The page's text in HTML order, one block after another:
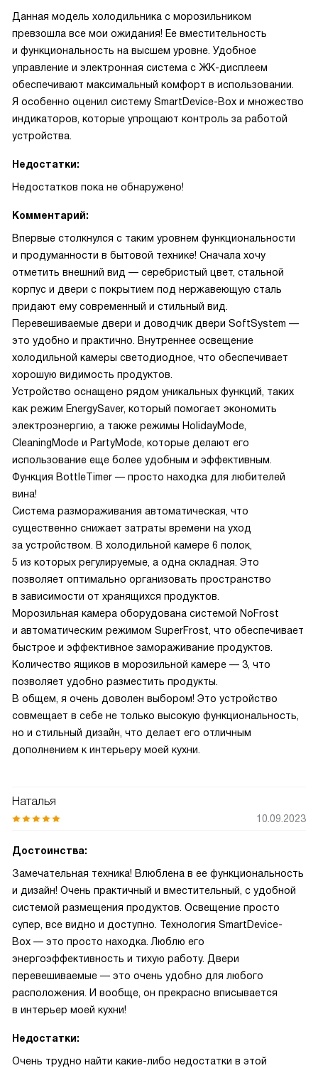
Данная модель холодильника с морозильником
превзошла все мои ожидания! Ее вместительность
и функциональность на высшем уровне. Удобное
управление и электронная система с ЖК-дисплеем
обеспечивают максимальный комфорт в использовании.
Я особенно оценил систему SmartDevice-Box и множество
индикаторов, которые упрощают контроль за работой
устройства.
Недостатки:
Недостатков пока не обнаружено!
Комментарий:
Впервые столкнулся с таким уровнем функциональности
и продуманности в бытовой технике! Сначала хочу
отметить внешний вид — серебристый цвет, стальной
корпус и двери с покрытием под нержавеющую сталь
придают ему современный и стильный вид.
Перевешиваемые двери и доводчик двери SoftSystem —
это удобно и практично. Внутреннее освещение
холодильной камеры светодиодное, что обеспечивает
хорошую видимость продуктов.
Устройство оснащено рядом уникальных функций, таких
как режим EnergySaver, который помогает экономить
электроэнергию, а также режимы HolidayMode,
CleaningMode и PartyMode, которые делают его
использование еще более удобным и эффективным.
Функция BottleTimer — просто находка для любителей
вина!
Система размораживания автоматическая, что
существенно снижает затраты времени на уход
за устройством. В холодильной камере 6 полок,
5 из которых регулируемые, а одна складная. Это
позволяет оптимально организовать пространство
в зависимости от хранящихся продуктов.
Морозильная камера оборудована системой NoFrost
и автоматическим режимом SuperFrost, что обеспечивает
быстрое и эффективное замораживание продуктов.
Количество ящиков в морозильной камере — 3, что
позволяет удобно разместить продукты.
В общем, я очень доволен выбором! Это устройство
совмещает в себе не только высокую функциональность,
но и стильный дизайн, что делает его отличным
дополнением к интерьеру моей кухни.
Наталья
10.09.2023
Достоинства:
Замечательная техника! Влюблена в ее функциональность
и дизайн! Очень практичный и вместительный, с удобной
системой размещения продуктов. Освещение просто
супер, все видно и доступно. Технология SmartDevice-
Box — это просто находка. Люблю его
энергоэффективность и тихую работу. Двери
перевешиваемые — это очень удобно для любого
расположения. И вообще, он прекрасно вписывается
в интерьер моей кухни!
Недостатки:
Очень трудно найти какие-либо недостатки в этой